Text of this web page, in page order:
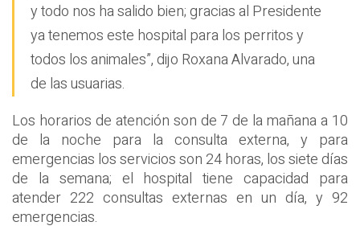
y todo nos ha salido bien; gracias al Presidente
ya tenemos este hospital para los perritos y
todos los animales”, dijo Roxana Alvarado, una
de las usuarias.
Los horarios de atención son de 7 de la mañana a 10
de la noche para la consulta externa, y para
emergencias los servicios son 24 horas, los siete días
de la semana; el hospital tiene capacidad para
atender 222 consultas externas en un día, y 92
emergencias.